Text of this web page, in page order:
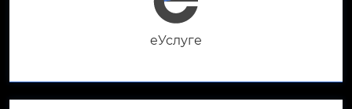
eУслуге